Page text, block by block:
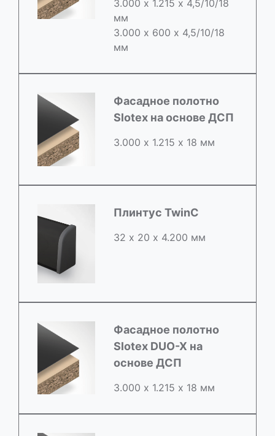
3.000 х 1.215 х 4,5/10/18
мм
3.000 х 600 х 4,5/10/18
мм
Фасадное полотно
Slotex на основе ДСП
3.000 х 1.215 х 18 мм
Плинтус TwinC
32 х 20 х 4.200 мм
Фасадное полотно
Slotex DUO-X на
основе ДСП
3.000 х 1.215 х 18 мм